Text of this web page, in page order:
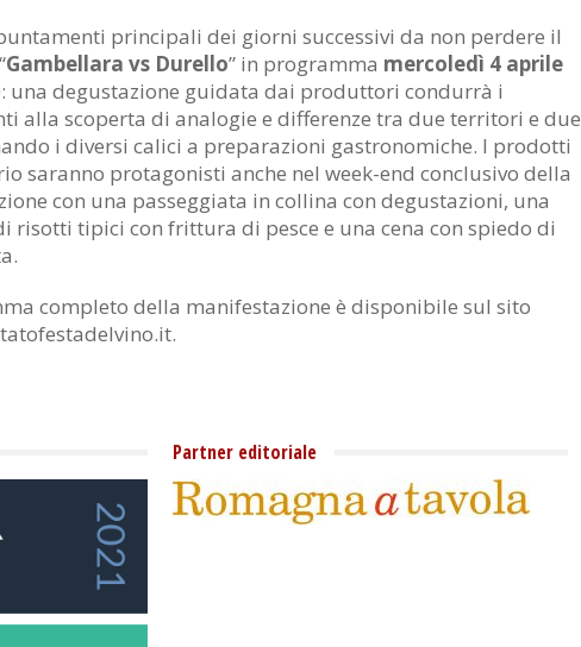
principali dei giorni successivi da non perdere il
Gambellara vs Durello” in programma mercoledì 4 aprile
una degustazione guidata dai produttori condurrà i
alla scoperta di analogie e differenze tra due territori e due
i diversi calici a preparazioni gastronomiche. I prodotti
saranno protagonisti anche nel week-end conclusivo della
con una passeggiata in collina con degustazioni, una
risotti tipici con frittura di pesce e una cena con spiedo di
completo della manifestazione è disponibile sul sito
Partner editoriale